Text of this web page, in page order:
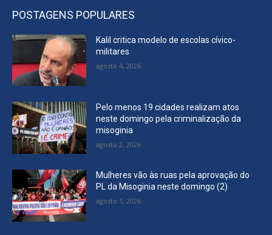
POSTAGENS POPULARES
Kalil critica modelo de escolas cívico-
militares
agosto 4, 2026
Pelo menos 19 cidades realizam atos
neste domingo pela criminalização da
misoginia
agosto 2, 2026
Mulheres vão às ruas pela aprovação do
PL da Misoginia neste domingo (2)
agosto 1, 2026